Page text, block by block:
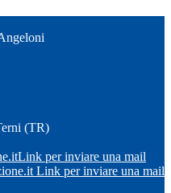
(TR)
Link per inviare una mail
Link per inviare una mail